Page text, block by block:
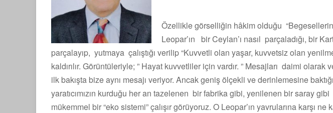
Özellikle görselliğin hâkim olduğu
Leopar’ın bir Ceylan’ı nasıl parçaladığı, bir
parçalayıp, yutmaya çalıştığı verilip “Kuvvetli olan yaşar, kuvvetsiz olan
kaldırılır. Görüntüleriyle; ” Hayat kuvvetliler için vardır. ” Mesajları daimi
ilk bakışta bize aynı mesajı veriyor. Ancak geniş ölçekli ve derinlemesine
yaratıcımızın kurduğu her an tazelenen bir fabrika gibi, yenilenen bir saray
mükemmel bir “eko sistemi” çalışır görüyoruz. O Leopar’ın yavrularına karşı